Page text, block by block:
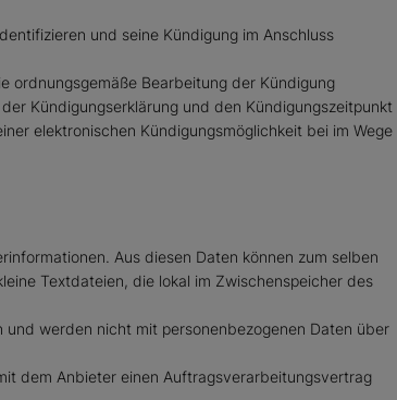
und seine Kündigung im Anschluss
ordnungsgemäße Bearbeitung der Kündigung
Kündigungserklärung und den Kündigungszeitpunkt
elektronischen Kündigungsmöglichkeit bei im Wege
Aus diesen Daten können zum selben
Textdateien, die lokal im Zwischenspeicher des
werden nicht mit personenbezogenen Daten über
dem Anbieter einen Auftragsverarbeitungsvertrag